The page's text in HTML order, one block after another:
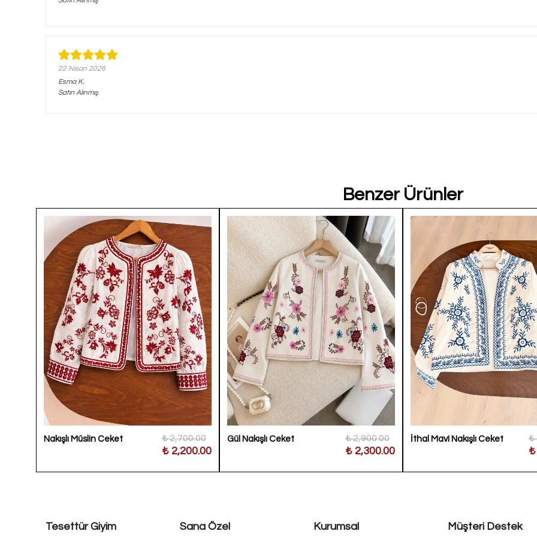
22 Nisan 2026
Esma K.
Satın Alınmış
Benzer Ürünler
Nakışlı Müslin Ceket ₺ 2,700.00
₺ 2,200.00
Gül Nakışlı Ceket ₺ 2,900.00
₺ 2,300.00
İthal Mavi Nakışlı Ceket ₺
₺
Tesettür Giyim Sana Özel Kurumsal Müşteri Destek